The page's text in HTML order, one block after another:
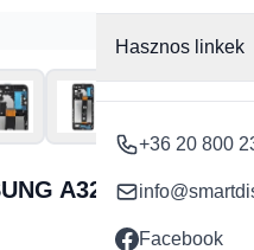
Hasznos linkek
+36 20 800
Facebook
A32 5G A326